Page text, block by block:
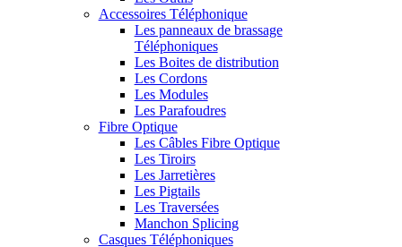
Accessoires Téléphonique
Les panneaux de brassage
Téléphoniques
Les Boites de distribution
Les Cordons
Les Modules
Les Parafoudres
Fibre Optique
Les Câbles Fibre Optique
Les Tiroirs
Les Jarretières
Les Pigtails
Les Traversées
Manchon Splicing
Casques Téléphoniques